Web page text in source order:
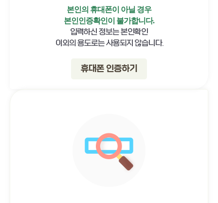
본인의 휴대폰이 아닐 경우
본인인증확인이 불가합니다.
입력하신 정보는 본인확인
이외의 용도로는 사용되지 않습니다.
휴대폰 인증하기